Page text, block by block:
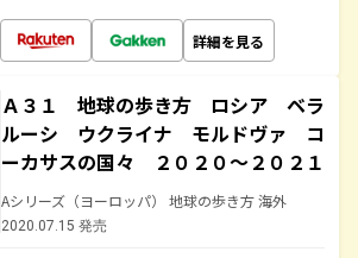
詳細を見る
Ａ３１ 地球の歩き方 ロシア ベラ
ルーシ ウクライナ モルドヴァ コ
ーカサスの国々 ２０２０～２０２１
Aシリーズ（ヨーロッパ） 地球の歩き方 海外
2020.07.15 発売